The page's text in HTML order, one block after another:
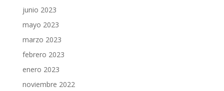
junio 2023
mayo 2023
marzo 2023
febrero 2023
enero 2023
noviembre 2022